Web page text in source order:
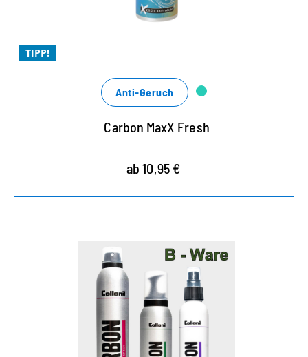
TIPP!
Xtra Frischekick mit coolem Duft
Anti-Geruch
Carbon MaxX Fresh
ab 10,95 €